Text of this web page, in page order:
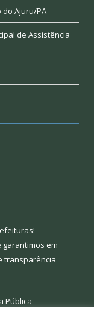
do Ajuru/PA
de Assistência
!
garantimos em
transparência
Pública